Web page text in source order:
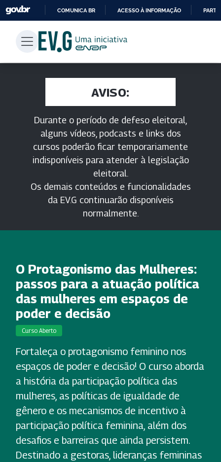
PARA
CONTEÚDO
COMUNICA BR ACESSO À INFORMAÇÃO
AVISO:
Durante o período de defeso eleitoral,
alguns vídeos, podcasts e links dos
cursos poderão ficar temporariamente
indisponíveis para atender à legislação
eleitoral.
Os demais conteúdos e funcionalidades
da EV.G continuarão disponíveis
normalmente.
O Protagonismo das Mulheres:
passos para a atuação política
das mulheres em espaços de
poder e decisão
Curso Aberto
Fortaleça o protagonismo feminino nos
espaços de poder e decisão! O curso aborda
a história da participação política das
mulheres, as políticas de igualdade de
gênero e os mecanismos de incentivo à
participação política feminina, além dos
desafios e barreiras que ainda persistem.
Destinado a gestoras, lideranças femininas